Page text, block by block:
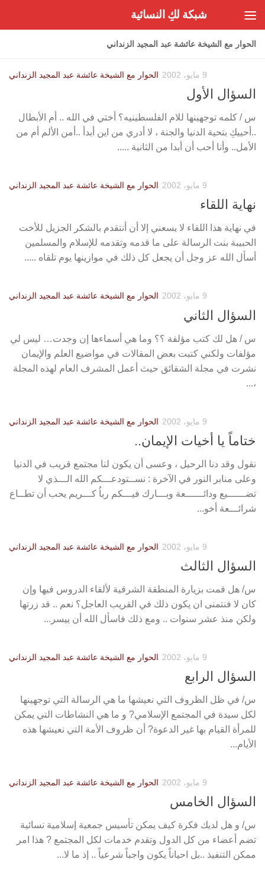
شبكة لكِ النسائية
الحوار مع الشيخة عائشة عبد المجيد الزنداني
الحوار مع الشيخة عائشة عبد المجيد الزنداني 9 مايو، 2002
السؤال الأول
س / كلمه توجهينها للام الفلسطينيه؟ أختي في الله .. أم الأبطال
..أحييكِ بتحية الدنيا والجنة ، لا أدري من اين أبدأ ..أمن الألم أم من
الأمل.. وأنا أحب أن أبدا من الثانية .....
الحوار مع الشيخة عائشة عبد المجيد الزنداني 9 مايو، 2002
نهاية اللقاء
في نهاية هذا اللقاء لا يسعني إلا أن أنتقدم بالشكر الجزيل للأخت
الحبيبة بنت الرسالة على ما قدمه وتقدمه للإسلام والمسلمين
أسأل الله عز وجل أن يجعل كل ذلك في موازينها يوم تلقاه .....
الحوار مع الشيخة عائشة عبد المجيد الزنداني 9 مايو، 2002
السؤال الثاني
س / هل لك كتب مؤلفة ؟؟ وما هي أسماءها إن وجدت… ليس لي
مؤلفات ولكني كتبت بعض المقالات في مواضيع العلم والإيمان
نشرت في مجلة الشقائق حيث أعمل المشرف العام لهذه المجلة
،...
الحوار مع الشيخة عائشة عبد المجيد الزنداني 9 مايو، 2002
ختاماً يا أخيات الإيمان..
نقول وقد دنا الرحيل ، وعسى أن يكون لنا مجتمع قريب في الدنيا
وعلى منابر النور في الآخرة : نســتودعـــكم الله الـــذي لا
تضــــــيع ودائــــــعة وبـــارك فيـــكم رباُ كـــريم يحب أن تطــاع
شرائـــعة أخو...
الحوار مع الشيخة عائشة عبد المجيد الزنداني 9 مايو، 2002
السؤال الثالث
س/ هل قمت بزيارة المنطقة الشرقية لألقاء الدروس فيها وإن
كان لا فنتمنى ان يكون ذلك في القريب العاجل؟ نعم .. قد زرتها
ولكن منذ عشر سنوات .. ومع ذلك فاسأل الله أن ييسر...
الحوار مع الشيخة عائشة عبد المجيد الزنداني 9 مايو، 2002
السؤال الرابع
س/ في ظل الظروف التي نعيشها ما هي الرسالة التي توجهينها
لكل سيدة في المجتمع الإسلامي? و ما هي النشاطات التي يمكن
للمرأة القيام بها غير الدعوة? أن ظروف الأمة التي نعيشها هذه
الأيام...
الحوار مع الشيخة عائشة عبد المجيد الزنداني 9 مايو، 2002
السؤال الخامس
س/ و هل لديك فكرة كيف يمكن تأسيس جمعية إسلامية نسائية
تضم أعضاء من كل الدول وتقدم خدمات لكل المجتمع ? هذا امر
ممكن التنفيذ ..بل احياناً يكون واجباً شرعياً .. إذ ما لا...